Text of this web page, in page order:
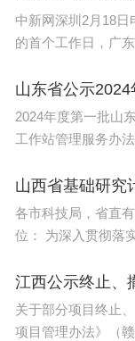
告。
导，国内外高
关部门负责人和
开展。
中新网深圳2月18
的首个工作日，广
山东省公示
2024年度第一批山东省院士
工作站管理服务办
各市科技局，省直
位： 为深入贯彻落
江西公示终止、
关于部分项目终止
项目管理办法》（